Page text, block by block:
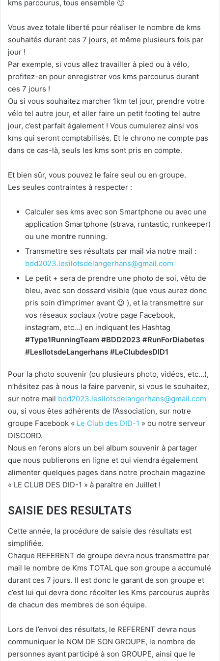
kms parcourus, tous ensemble 🙂
Vous avez totale liberté pour réaliser le nombre de kms
souhaités durant ces 7 jours, et même plusieurs fois par
jour !
Par exemple, si vous allez travailler à pied ou à vélo,
profitez-en pour enregistrer vos kms parcourus durant
ces 7 jours !
Ou si vous souhaitez marcher 1km tel jour, prendre votre
vélo tel autre jour, et aller faire un petit footing tel autre
jour, c’est parfait également ! Vous cumulerez ainsi vos
kms qui seront comptabilisés. Et le chrono ne compte pas
dans ce cas-là, seuls les kms sont pris en compte.
Et bien sûr, vous pouvez le faire seul ou en groupe.
Les seules contraintes à respecter :
Calculer ses kms avec son Smartphone ou avec une
application Smartphone (strava, runtastic, runkeeper)
ou une montre running.
Transmettre ses résultats par mail via notre mail :
bdd2023.lesilotsdelangerhans@gmail.com
Le petit + sera de prendre une photo de soi, vêtu de
bleu, avec son dossard visible (que vous aurez donc
pris soin d’imprimer avant 😉 ), et la transmettre sur
vos réseaux sociaux (votre page Facebook,
instagram, etc…) en indiquant les Hashtag
#Type1RunningTeam #BDD2023 #RunForDiabetes
#LesIlotsdeLangerhans #LeClubdesDID1
Pour la photo souvenir (ou plusieurs photo, vidéos, etc…),
n’hésitez pas à nous la faire parvenir, si vous le souhaitez,
sur notre mail bdd2023.lesilotsdelangerhans@gmail.com
ou, si vous êtes adhérents de l’Association, sur notre
groupe Facebook « Le Club des DID-1 » ou notre serveur
DISCORD.
Nous en ferons alors un bel album souvenir à partager
que nous publierons en ligne et qui viendra également
alimenter quelques pages dans notre prochain magazine
« LE CLUB DES DID-1 » à paraître en Juillet !
SAISIE DES RESULTATS
Cette année, la procédure de saisie des résultats est
simplifiée.
Chaque REFERENT de groupe devra nous transmettre par
mail le nombre de Kms TOTAL que son groupe a accumulé
durant ces 7 jours. Il est donc le garant de son groupe et
c’est lui qui devra donc récolter les Kms parcourus auprès
de chacun des membres de son équipe.
Lors de l’envoi des résultats, le REFERENT devra nous
communiquer le NOM DE SON GROUPE, le nombre de
personnes ayant participé à son GROUPE, ainsi que le